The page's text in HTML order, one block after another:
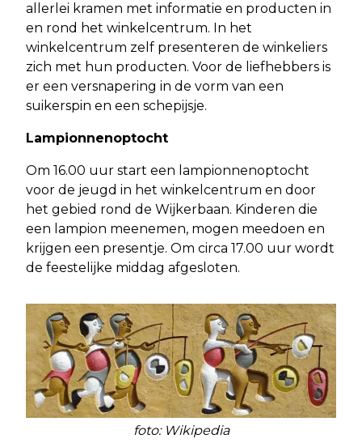
allerlei kramen met informatie en producten in
en rond het winkelcentrum. In het
winkelcentrum zelf presenteren de winkeliers
zich met hun producten. Voor de liefhebbers is
er een versnapering in de vorm van een
suikerspin en een schepijsje.
Lampionnenoptocht
Om 16.00 uur start een lampionnenoptocht
voor de jeugd in het winkelcentrum en door
het gebied rond de Wijkerbaan. Kinderen die
een lampion meenemen, mogen meedoen en
krijgen een presentje. Om circa 17.00 uur wordt
de feestelijke middag afgesloten.
foto: Wikipedia